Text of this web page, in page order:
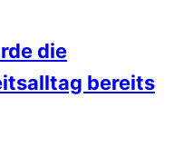
die
bereits